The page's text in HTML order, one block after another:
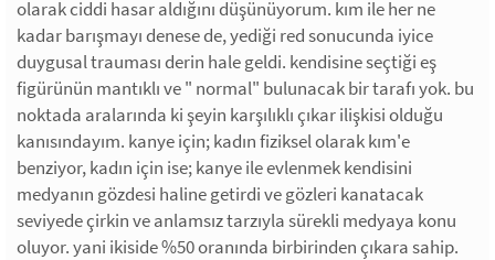
olarak ciddi hasar aldığını düşünüyorum. kım ile her ne
kadar barışmayı denese de, yediği red sonucunda iyice
duygusal trauması derin hale geldi. kendisine seçtiği eş
figürünün mantıklı ve " normal" bulunacak bir tarafı yok. bu
noktada aralarında ki şeyin karşılıklı çıkar ilişkisi olduğu
kanısındayım. kanye için; kadın fiziksel olarak kım'e
benziyor, kadın için ise; kanye ile evlenmek kendisini
medyanın gözdesi haline getirdi ve gözleri kanatacak
seviyede çirkin ve anlamsız tarzıyla sürekli medyaya konu
oluyor. yani ikiside %50 oranında birbirinden çıkara sahip.